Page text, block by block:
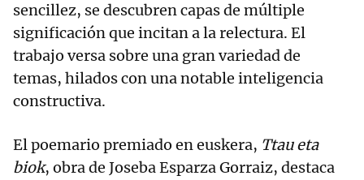
sencillez, se descubren capas de múltiple
significación que incitan a la relectura. El
trabajo versa sobre una gran variedad de
temas, hilados con una notable inteligencia
constructiva.
El poemario premiado en euskera, Ttau eta
biok, obra de Joseba Esparza Gorraiz, destaca